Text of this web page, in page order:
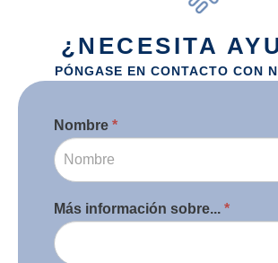
¿NECESITA
PÓNGASE EN CONTACTO CON
Contacto
Nombre *
Más información sobre... *
Si
eres
humano,
deja
campo
en
blanco.